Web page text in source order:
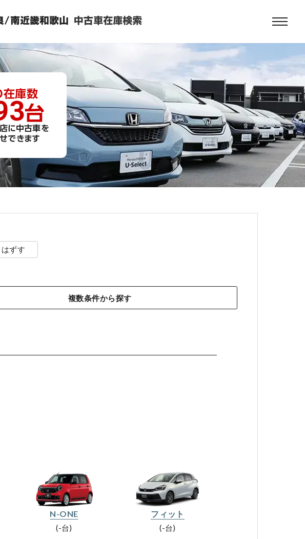
在庫数
台
に中古車を
できます
ずす
複数条件から探す
N-ONE
-台
フィット
-台